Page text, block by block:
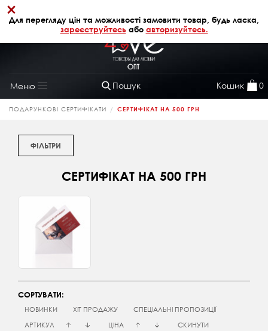
Для перегляду цін та можливості замовити товар, будь ласка,
зареєструйтесьабо авторизуйтесь.
×
Пошук Кошик 0
Меню
Toggle
navigation
ПОДАРУНКОВІ СЕРТИФІКАТИ СЕРТИФІКАТ НА 500 ГРН
ФІЛЬТРИ
СЕРТИФІКАТ НА 500 ГРН
СОРТУВАТИ:
НОВИНКИ
ХІТ ПРОДАЖУ
СПЕЦІАЛЬНІ ПРОПОЗИЦІЇ
АРТИКУЛ
ЦІНА СКИНУТИ